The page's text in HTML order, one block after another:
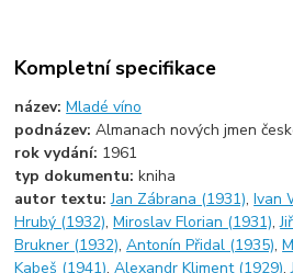
Kompletní specifikace
název:Mladé víno
podnázev:Almanach nových jmen
rok vydání: 1961
typ dokumentu:kniha
autor textu:Jan Zábrana (1931),Ivan
Hrubý (1932),Miroslav Florian (1931),
Brukner (1932),Antonín Přidal (1935),
Kabeš (1941),Alexandr Kliment (1929),